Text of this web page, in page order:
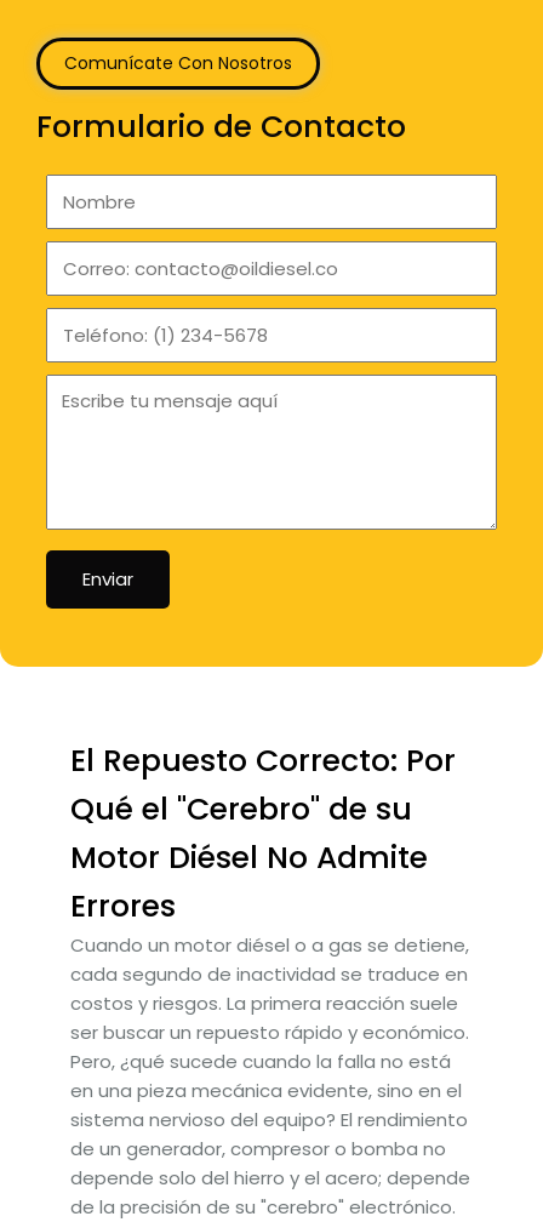
Comunícate Con Nosotros
Formulario de Contacto
Enviar
El Repuesto Correcto: Por
Qué el "Cerebro" de su
Motor Diésel No Admite
Errores
Cuando un motor diésel o a gas se detiene,
cada segundo de inactividad se traduce en
costos y riesgos. La primera reacción suele
ser buscar un repuesto rápido y económico.
Pero, ¿qué sucede cuando la falla no está
en una pieza mecánica evidente, sino en el
sistema nervioso del equipo? El rendimiento
de un generador, compresor o bomba no
depende solo del hierro y el acero; depende
de la precisión de su "cerebro" electrónico.